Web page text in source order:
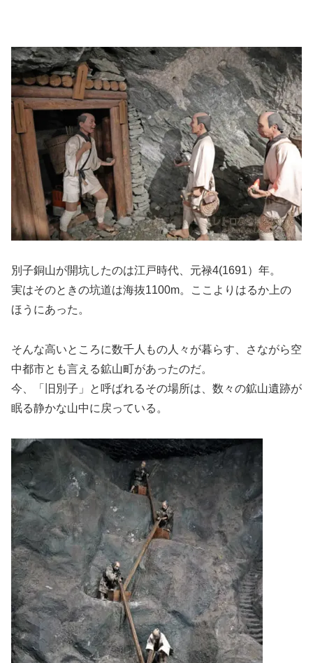
別子銅山が開坑したのは江戸時代、元禄4(1691）年。
実はそのときの坑道は海抜1100m。ここよりはるか上の
ほうにあった。
そんな高いところに数千人もの人々が暮らす、さながら空
中都市とも言える鉱山町があったのだ。
今、「旧別子」と呼ばれるその場所は、数々の鉱山遺跡が
眠る静かな山中に戻っている。